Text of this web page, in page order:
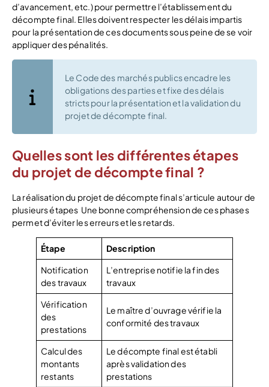
d’avancement, etc.) pour permettre l’établissement du
décompte final. Elles doivent respecter les délais impartis
pour la présentation de ces documents sous peine de se voir
appliquer des pénalités.
Le Code des marchés publics encadre les
obligations des parties et fixe des délais
stricts pour la présentation et la validation du
projet de décompte final.
Quelles sont les différentes étapes
du projet de décompte final ?
La réalisation du projet de décompte final s’articule autour de
plusieurs étapes Une bonne compréhension de ces phases
permet d’éviter les erreurs et les retards.
Étape
Description
Notification
des travaux
L’entreprise notifie la fin des
travaux
Vérification
des
prestations
Le maître d’ouvrage vérifie la
conformité des travaux
Calcul des
montants
restants
Le décompte final est établi
après validation des
prestations